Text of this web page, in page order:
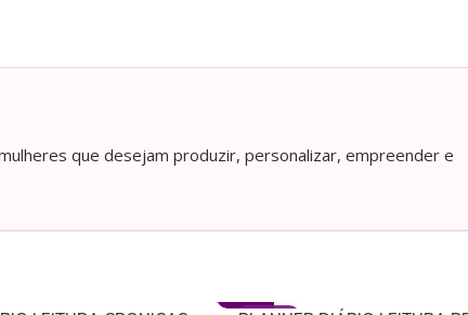
que desejam produzir, personalizar, empreender e